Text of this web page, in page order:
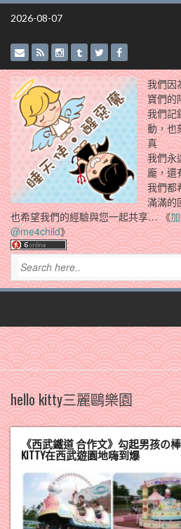
Skip
2026-08-07
我們因
寶們的
我們記
動，也
真
我們永
龐，還
我們都
滿滿的
也希望我們的經驗與您一起共享… 《
@me4child》
hello kitty三麗鷗樂園
《西武鐵道 合作文》勾起男孩の
KITTY在西武遊園地嗨到爆